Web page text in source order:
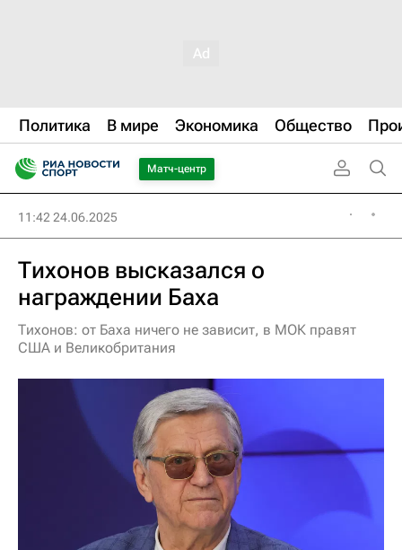
Политика В мире Экономика Общество
Матч-центр
11:42 24.06.2025
Тихонов высказался о
награждении Баха
Тихонов: от Баха ничего не зависит, в МОК правят
США и Великобритания